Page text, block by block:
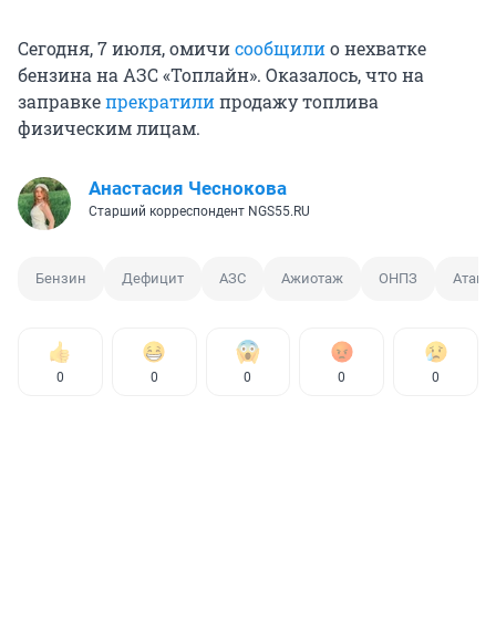
Сегодня, 7 июля, омичисообщилио нехватке
бензина на АЗС «Топлайн». Оказалось, что на
заправкепрекратилипродажу топлива
физическим лицам.
Анастасия Чеснокова
Старший корреспондент NGS55.RU
Бензин Дефицит АЗС Ажиотаж ОНПЗ Атака
0 0 0 0 0